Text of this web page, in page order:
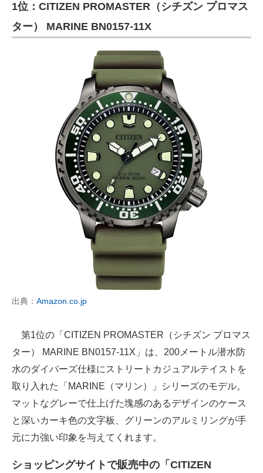
1位：CITIZEN PROMASTER（シチズン プロマス
ター） MARINE BN0157-11X
出典： Amazon.co.jp
第1位の「CITIZEN PROMASTER（シチズン プロマス
ター） MARINE BN0157-11X」は、200メートル潜水防
水のダイバーズ仕様にストリートカジュアルテイストを
取り入れた「MARINE（マリン）」シリーズのモデル。
マットなグレーで仕上げた塊感のあるデザインのケース
と深いカーキ色の文字板、グリーンのアルミリングが手
元に力強い印象を与えてくれます。
ショッピングサイトで販売中の「CITIZEN